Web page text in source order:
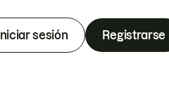
Iniciar sesión Registrarse